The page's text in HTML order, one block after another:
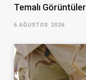
Temalı Görüntüler
6 AĞUSTOS 2026